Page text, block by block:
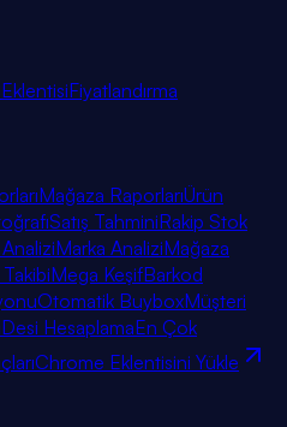
Fiyatlandırma
Mağaza RaporlarıÜrün
Satış TahminiRakip Stok
Marka AnaliziMağaza
TakibiMega KeşifBarkod
Otomatik BuyboxMüşteri
Desi HesaplamaEn Çok
Chrome Eklentisini Yükle